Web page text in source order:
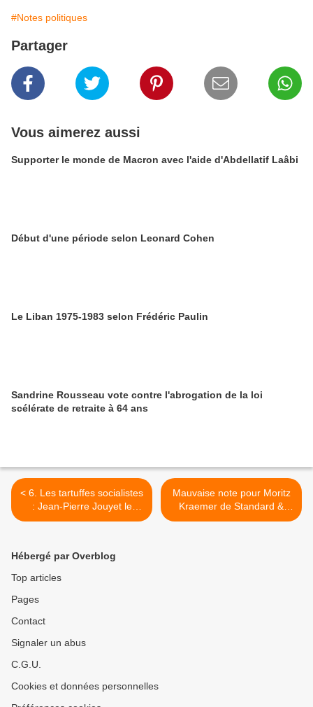
#Notes politiques
Partager
Vous aimerez aussi
Supporter le monde de Macron avec l'aide d'Abdellatif Laâbi
Début d'une période selon Leonard Cohen
Le Liban 1975-1983 selon Frédéric Paulin
Sandrine Rousseau vote contre l'abrogation de la loi
scélérate de retraite à 64 ans
< 6. Les tartuffes socialistes
: Jean-Pierre Jouyet le
Ponce Pilate Gracquant
Mauvaise note pour Moritz
Kraemer de Standard &
Poor's >
Hébergé par Overblog
Top articles
Pages
Contact
Signaler un abus
C.G.U.
Cookies et données personnelles